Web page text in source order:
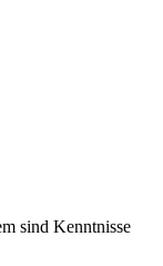
sind Kenntnisse